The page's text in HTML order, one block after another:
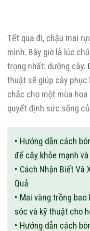
Tết qua đi, chậu mai
mình. Bây giờ là lúc
trọng nhất: dưỡng cây.
thuật sẽ giúp cây
chắc cho một mùa
quyết định sức sống
Hướng dẫn cách
để cây khỏe mạnh
Cách Nhận Biết Và
Quả
Mai vàng trồng bao
sóc và kỹ thuật cho
Hướng dẫn cách